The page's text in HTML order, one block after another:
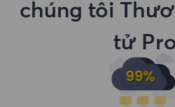
chúng tôi
tử